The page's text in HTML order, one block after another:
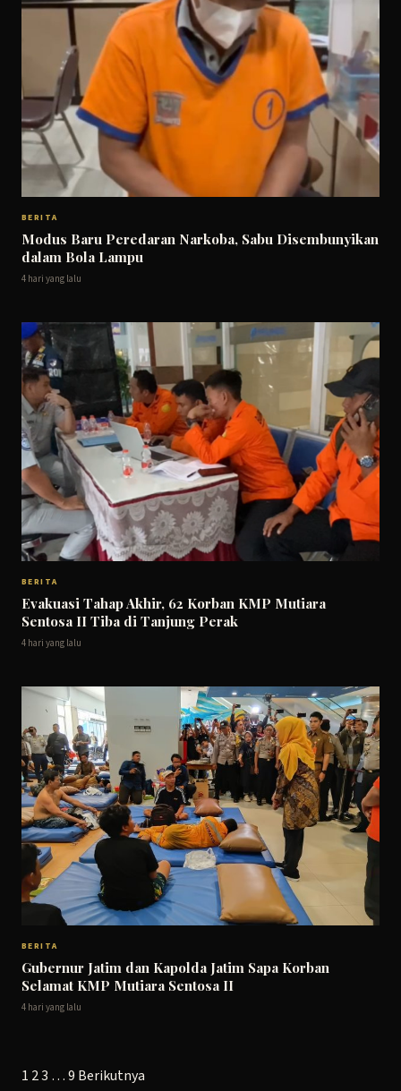
BERITA
Modus Baru Peredaran Narkoba, Sabu Disembunyikan
dalam Bola Lampu
4 hari yang lalu
BERITA
Evakuasi Tahap Akhir, 62 Korban KMP Mutiara
Sentosa II Tiba di Tanjung Perak
4 hari yang lalu
BERITA
Gubernur Jatim dan Kapolda Jatim Sapa Korban
Selamat KMP Mutiara Sentosa II
4 hari yang lalu
Paginasi
1 23 …9 Berikutnya